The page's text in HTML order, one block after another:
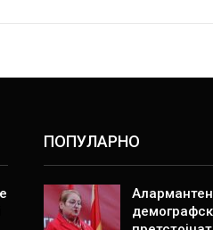
ПОПУЛАРНО
Алармантен